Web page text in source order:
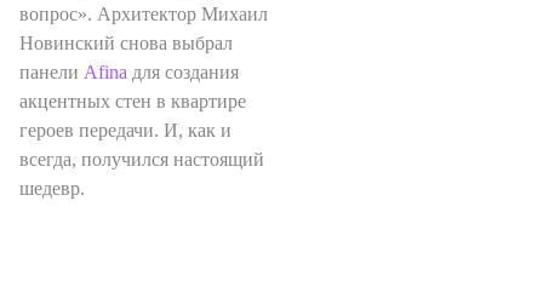
вопрос». Архитектор Михаил
Новинский снова выбрал
панели Afina для создания
акцентных стен в квартире
героев передачи. И, как и
всегда, получился настоящий
шедевр.